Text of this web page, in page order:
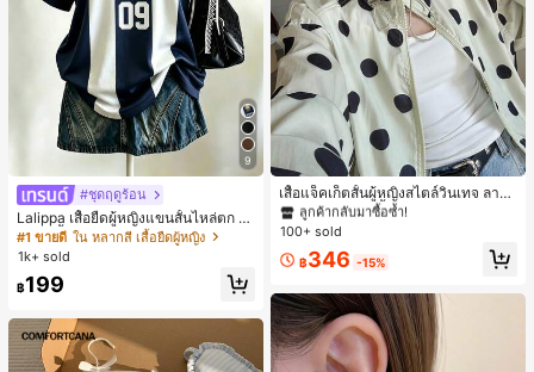
9
#ชุดฤดูร้อน
Lalippa เสื้อยืดผู้หญิงแขนสั้นไหล่ตก ค
อวีปกเสื้อ ลายพิมพ์ดิจิทัลลายทาง สไตล์
สปอร์ตแฟชั่นมินิมอล ของขวัญสำหรับเ
พื่อน
#1 ขายดี ใน หลากสี เสื้อยืดผู้หญิง
1k+ sold
฿199
เสื้อแจ็คเก็ตสั้นผู้หญิงสไตล์วินเทจ ลายจุ
ดขนาดใหญ่ คอตั้ง เอวเข้ารูป แขนพอง
ทรงหลวม แฟชั่นอเนกประสงค์ สำหรับใ
#1 ขายดี ใน กระเป๋า เสื้อคลุมลำลอง
ลูกค้ากลับมาซื้อซ้ำ!
#1 ขายดี ใน กระเป๋า เสื้อคลุมลำลอง
ลูกค้ากลับมาซื้อซ้ำ!
#1 ขายดี ใน กระเป๋า เสื้อคลุมลำลอง
ลูกค้ากลับมาซื้อซ้ำ!
#1 ขายดี ใน กระเป๋า เสื้อคลุมลำลอง
ลูกค้ากลับมาซื้อซ้ำ!
100+ sold
฿346 -15%